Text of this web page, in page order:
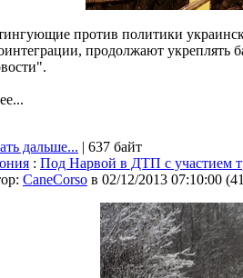
против политики
продолжают укреплять
дальше... | 637 байт
: Под Нарвой в ДТП с участием
CaneCorso в 02/12/2013 07:10:00 (